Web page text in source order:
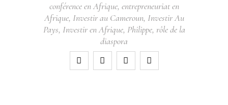
conférence en Afrique, entrepreneuriat en
Afrique, Investir au Cameroun, Investir Au
Pays, Investir en Afrique, Philippe, rôle de la
diaspora